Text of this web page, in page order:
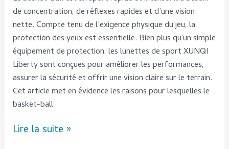
de concentration, de réflexes rapides et d’une vision
nette. Compte tenu de l’exigence physique du jeu, la
protection des yeux est essentielle. Bien plus qu'un simple
équipement de protection, les lunettes de sport XUNQI
Liberty sont conçues pour améliorer les performances,
assurer la sécurité et offrir une vision claire sur le terrain.
Cet article met en évidence les raisons pour lesquelles le
basket-ball
Lire la suite »